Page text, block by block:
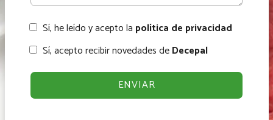
Sí, he leído y acepto la política de privacidad
Sí, acepto recibir novedades deDecepal